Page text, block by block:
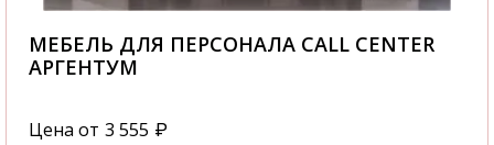
МЕБЕЛЬ ДЛЯ ПЕРСОНАЛА CALL CENTER
АРГЕНТУМ
Цена от 3 555 ₽